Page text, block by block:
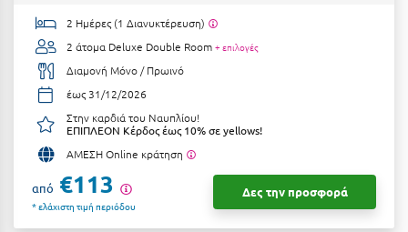
Τζουμέρκα
Τήνος
Τολό
Τριζόνια Φωκίδος
Τρίκαλα
Τρίκαλα Κορινθίας
2 Ημέρες (1 Διανυκτέρευση)
2 άτομα Deluxe Double Room + επιλογές
Διαμονή Μόνο / Πρωινό
έως 31/12/2026
Στην καρδιά του Ναυπλίου!
ΕΠΙΠΛΕΟΝ Κέρδος έως 10% σε yellows!
ΑΜΕΣΗ Online κράτηση
από €113
* ελάχιστη τιμή περιόδου
Δες την προσφορά